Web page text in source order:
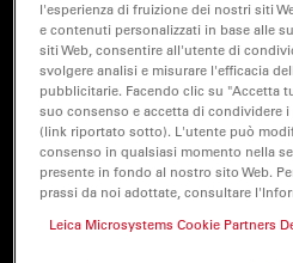
l'esperienza di fruizione dei nostri siti
e contenuti personalizzati in base alle
siti Web, consentire all'utente di
svolgere analisi e misurare l'efficacia
pubblicitarie. Facendo clic su "Accetta
suo consenso e accetta di condividere
(link riportato sotto). L'utente può
consenso in qualsiasi momento nella
presente in fondo al nostro sito Web.
prassi da noi adottate, consultare
Leica Microsystems Cookie Partners